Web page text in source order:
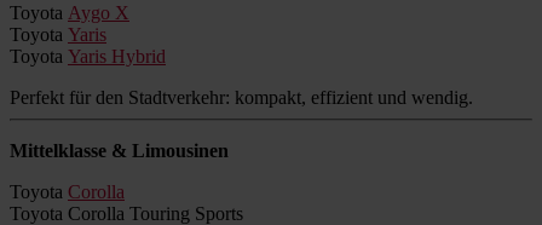
Toyota Aygo X
Toyota Yaris
Toyota Yaris Hybrid
Perfekt für den Stadtverkehr: kompakt, effizient und wendig.
Mittelklasse & Limousinen
Toyota Corolla
Toyota Corolla Touring Sports